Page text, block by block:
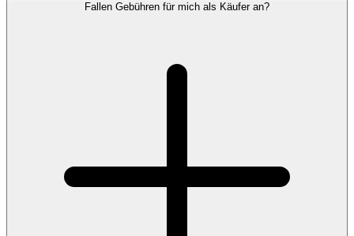
Fallen Gebühren für mich als Käufer an?